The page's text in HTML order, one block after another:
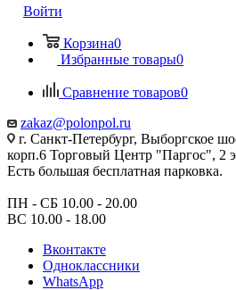
Войти
Корзина0
Избранные товары0
Сравнение товаров0
zakaz@polonpol.ru
г. Санкт-Петербург, Выборгское
корп.6 Торговый Центр "Паргос", 2
Есть большая бесплатная парковка.
ПН - СБ 10.00 - 20.00
ВС 10.00 - 18.00
Вконтакте
Одноклассники
WhatsApp